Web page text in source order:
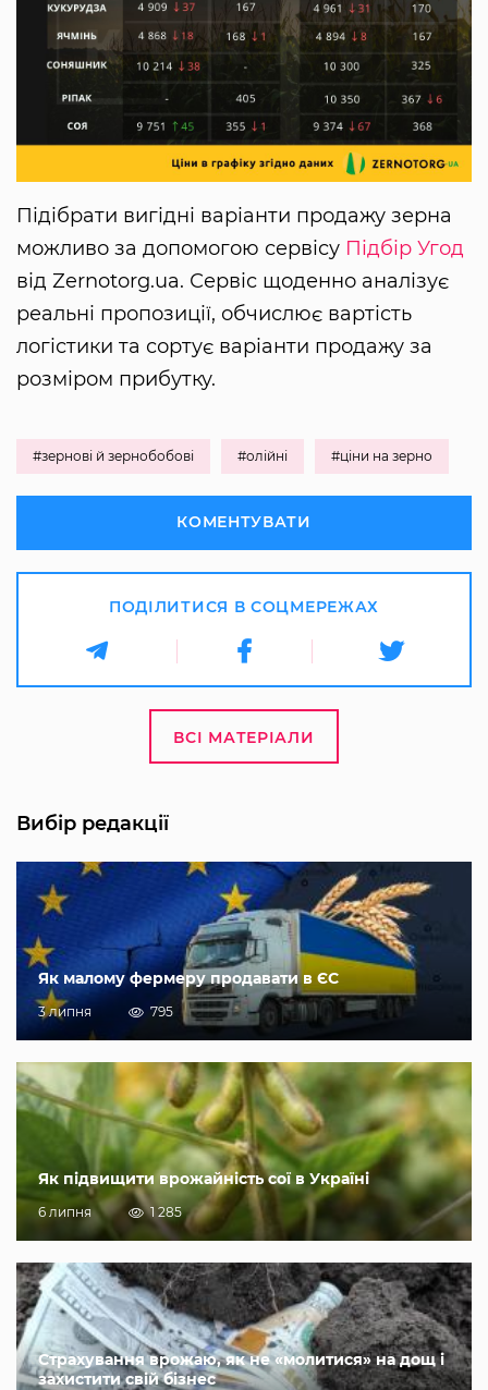
Підібрати вигідні варіанти продажу зерна
можливо за допомогою сервісу Підбір Угод
від Zernotorg.ua. Сервіс щоденно аналізує
реальні пропозиції, обчислює вартість
логістики та сортує варіанти продажу за
розміром прибутку.
#зернові й зернобобові #олійні #ціни на зерно
КОМЕНТУВАТИ
ПОДІЛИТИСЯ В СОЦМЕРЕЖАХ
ВСІ МАТЕРІАЛИ
Вибір редакції
Як малому фермеру продавати в ЄС
3 липня 795
Як підвищити врожайність сої в Україні
6 липня 1 285
Страхування врожаю, як не «молитися» на дощ і
захистити свій бізнес